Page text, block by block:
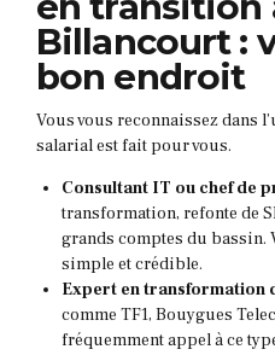
Billancourt :
bon endroit
Vous vous reconnaissez dans
salarial est fait pour vous.
Consultant IT ou chef de
transformation, refonte de
grands comptes du bassin.
simple et crédible.
Expert en transformation
comme TF1, Bouygues
fréquemment appel à ce